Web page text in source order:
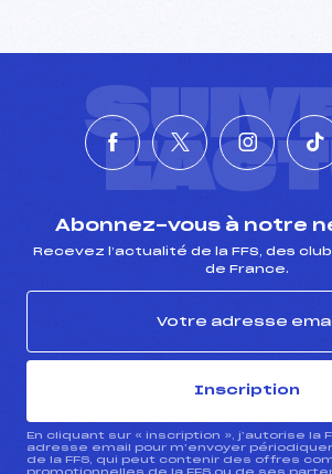
Abonnez-vous à notre
Recevez l’actualité de la FFS, des
de France.
Inscription
En cliquant sur « inscription », j’autorise la
adresse email pour m’envoyer
de la FFS, qui peut contenir des offres
promotionnelles de la FFS ou de ses